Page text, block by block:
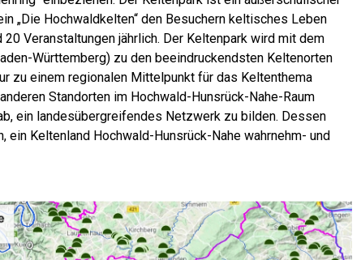
„Die Hochwaldkelten“ den Besuchern keltisches Leben
Veranstaltungen jährlich. Der Keltenpark wird mit dem
Württemberg) zu den beeindruckendsten Keltenorten
zu einem regionalen Mittelpunkt für das Keltenthema
Standorten im Hochwald-Hunsrück-Nahe-Raum
ein landesübergreifendes Netzwerk zu bilden. Dessen
ein Keltenland Hochwald-Hunsrück-Nahe wahrnehm- und